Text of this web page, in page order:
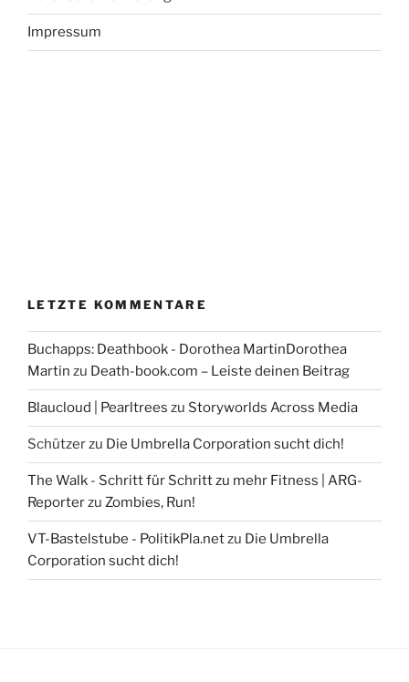
Impressum
LETZTE KOMMENTARE
Buchapps: Deathbook - Dorothea MartinDorothea
Martin zu Death-book.com – Leiste deinen Beitrag
Blaucloud | Pearltrees zu Storyworlds Across Media
Schützerzu Die Umbrella Corporation sucht dich!
The Walk - Schritt für Schritt zu mehr Fitness | ARG-
Reporterzu Zombies, Run!
VT-Bastelstube - PolitikPla.netzu Die Umbrella
Corporation sucht dich!